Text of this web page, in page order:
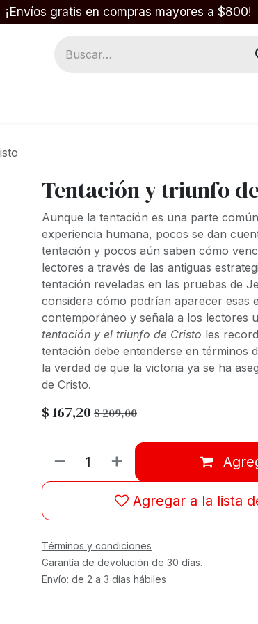
¡Envíos gratis en compras mayores a $800!
Tentación y triunfo
Aunque la tentación es una parte
experiencia humana, pocos se dan
tentación y pocos aún saben cómo
lectores a través de las antiguas
tentación reveladas en las pruebas de
considera cómo podrían aparecer esas
contemporáneo y señala a los lectores
tentación y el triunfo de Cristo les
tentación debe entenderse en términos
la verdad de que la victoria ya se ha
de Cristo.
$167,20 $209,00
Agregar a la lista
Términos y condiciones
Garantía de devolución de 30 días.
Envío: de 2 a 3 días hábiles